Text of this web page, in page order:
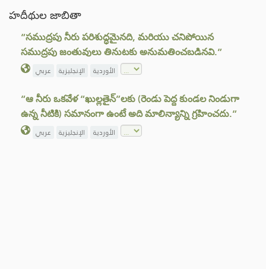
హదీథుల జాబితా
“సముద్రపు నీరు పరిశుద్ధమైనది, మరియు చనిపోయిన
సముద్రపు జంతువులు తినుటకు అనుమతించబడినవి.”
عربي الإنجليزية الأوردية
“ఆ నీరు ఒకవేళ “ఖుల్లతైన్”లకు (రెండు పెద్ద కుండల నిండుగా
ఉన్న నీటికి) సమానంగా ఉంటే అది మాలిన్యాన్ని గ్రహించదు.”
عربي الإنجليزية الأوردية